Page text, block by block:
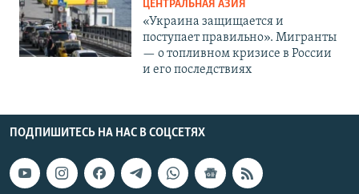
ЦЕНТРАЛЬНАЯ АЗИЯ
«Украина защищается и
поступает правильно». Мигранты
— о топливном кризисе в России
и его последствиях
ПОДПИШИТЕСЬ НА НАС В СОЦСЕТЯХ